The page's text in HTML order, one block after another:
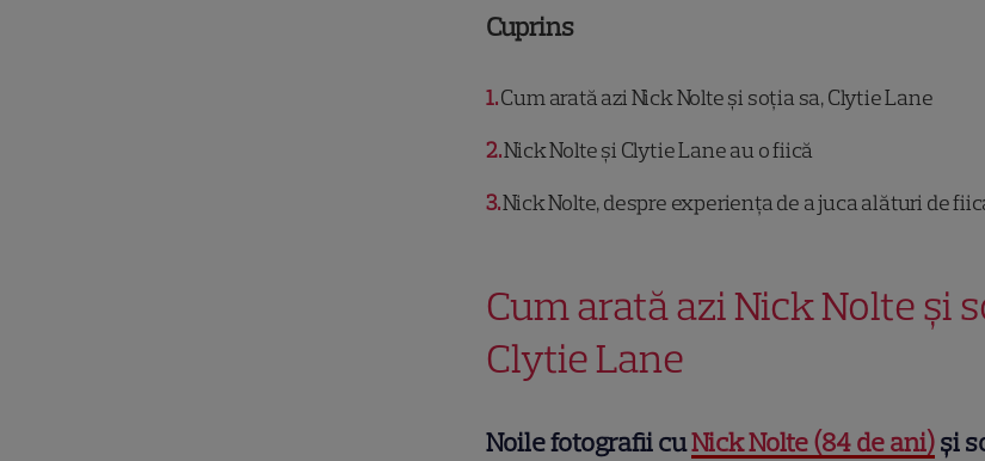
Cuprins
1Cum arată azi Nick Nolte și soția sa, Clytie Lane
2Nick Nolte și Clytie Lane au o fiică
3Nick Nolte, despre experiența de a juca alături de
Cum arată azi Nick Nolte și
Clytie Lane
Noile fotografii cuNick Nolte (84 de ani)și